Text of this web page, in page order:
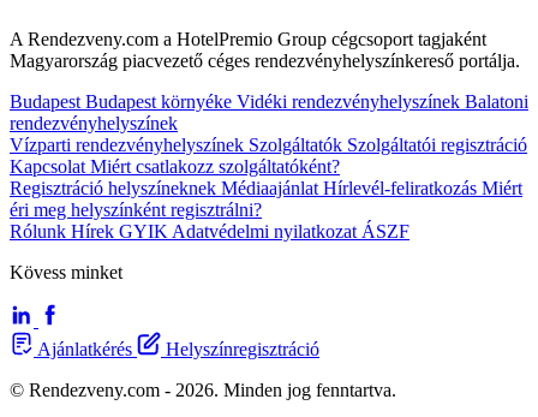
A Rendezveny.com a HotelPremio Group cégcsoport tagjaként
Magyarország piacvezető céges rendezvényhelyszínkereső portálja.
Budapest Budapest környéke Vidéki rendezvényhelyszínek Balatoni
rendezvényhelyszínek
Vízparti rendezvényhelyszínek Szolgáltatók Szolgáltatói regisztráció
Kapcsolat Miért csatlakozz szolgáltatóként?
Regisztráció helyszíneknek Médiaajánlat Hírlevél-feliratkozás Miért
éri meg helyszínként regisztrálni?
Rólunk Hírek GYIK Adatvédelmi nyilatkozat ÁSZF
Kövess minket
Ajánlatkérés
Helyszínregisztráció
© Rendezveny.com - 2026. Minden jog fenntartva.